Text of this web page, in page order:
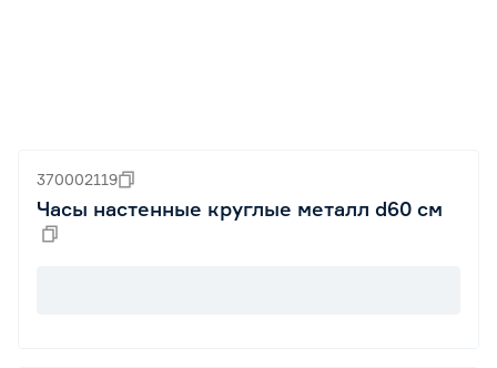
370002119
Часы настенные круглые металл d60 см